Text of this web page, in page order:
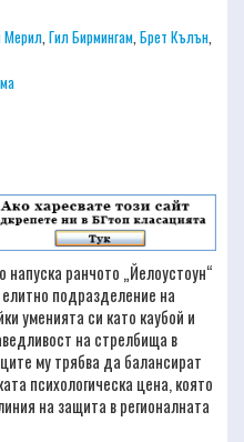
Мерил,Гил Бирмингам,Брет Кълън,
ранчото „Йелоустоун“
подразделение на
уменията си като каубой и
на стрелбища в
му трябва да балансират
психологическа цена, която
на защита в регионалната